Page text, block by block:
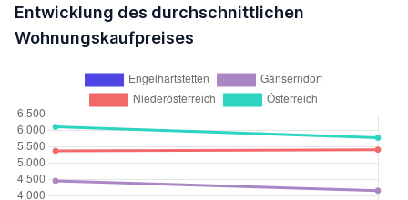
Entwicklung des durchschnittlichen
Wohnungskaufpreises